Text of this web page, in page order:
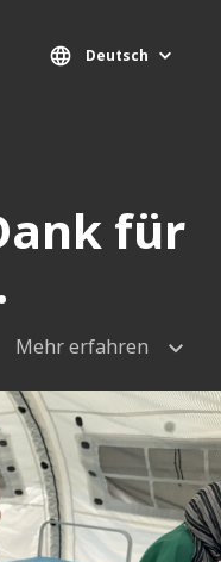
Deutsch
für
Mehr erfahren